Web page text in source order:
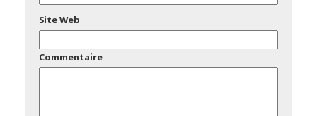
Site Web
Commentaire